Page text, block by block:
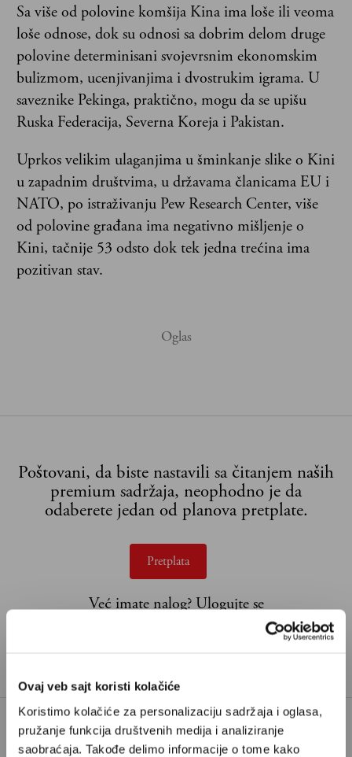
Ovaj veb sajt koristi kolačiće
Koristimo kolačiće za personalizaciju sadržaja i oglasa,
pružanje funkcija društvenih medija i analiziranje
saobraćaja. Takođe delimo informacije o tome kako
Sa više od polovine komšija Kina ima loše ili veoma
loše odnose, dok su odnosi sa dobrim delom druge
polovine determinisani svojevrsnim ekonomskim
bulizmom, ucenjivanjima i dvostrukim igrama. U
saveznike Pekinga, praktično, mogu da se upišu
Ruska Federacija, Severna Koreja i Pakistan.
Uprkos velikim ulaganjima u šminkanje slike o Kini
u zapadnim društvima, u državama članicama EU i
NATO, po istraživanju Pew Research Center, više
od polovine građana ima negativno mišljenje o
Kini, tačnije 53 odsto dok tek jedna trećina ima
pozitivan stav.
Poštovani, da biste nastavili sa čitanjem naših
premium sadržaja, neophodno je da
odaberete jedan od planova pretplate.
Pretplata
Već imate nalog? Ulogujte se
AZIJA BRICS BRIKS FORMOZA